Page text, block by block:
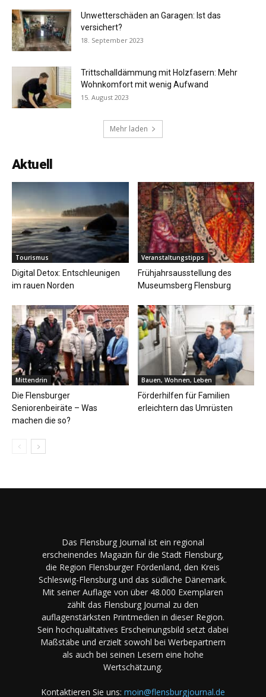
Unwetterschäden an Garagen: Ist das
versichert?
18. September 2023
Trittschalldämmung mit Holzfasern: Mehr
Wohnkomfort mit wenig Aufwand
15. August 2023
Mehr laden
Aktuell
Tourismus
Digital Detox: Entschleunigen
im rauen Norden
Veranstaltungstipps
Frühjahrsausstellung des
Museumsberg Flensburg
Mittendrin
Die Flensburger
Seniorenbeiräte – Was
machen die so?
Bauen, Wohnen, Leben
Förderhilfen für Familien
erleichtern das Umrüsten
Das Flensburg Journal ist ein regional
erscheinendes Magazin für die Stadt Flensburg,
die Region Flensburger Fördenland, den Kreis
Schleswig-Flensburg und das südliche Dänemark.
Mit seiner Auflage von über 48.000 Exemplaren
zählt das Flensburg Journal zu den
auflagenstärksten Printmedien in dieser Region.
Sein hochqualitatives Erscheinungsbild setzt dabei
Maßstäbe und erzielt sowohl bei Werbepartnern
als auch bei seinen Lesern eine hohe
Wertschätzung.
Kontaktieren Sie uns: moin@flensburgjournal.de